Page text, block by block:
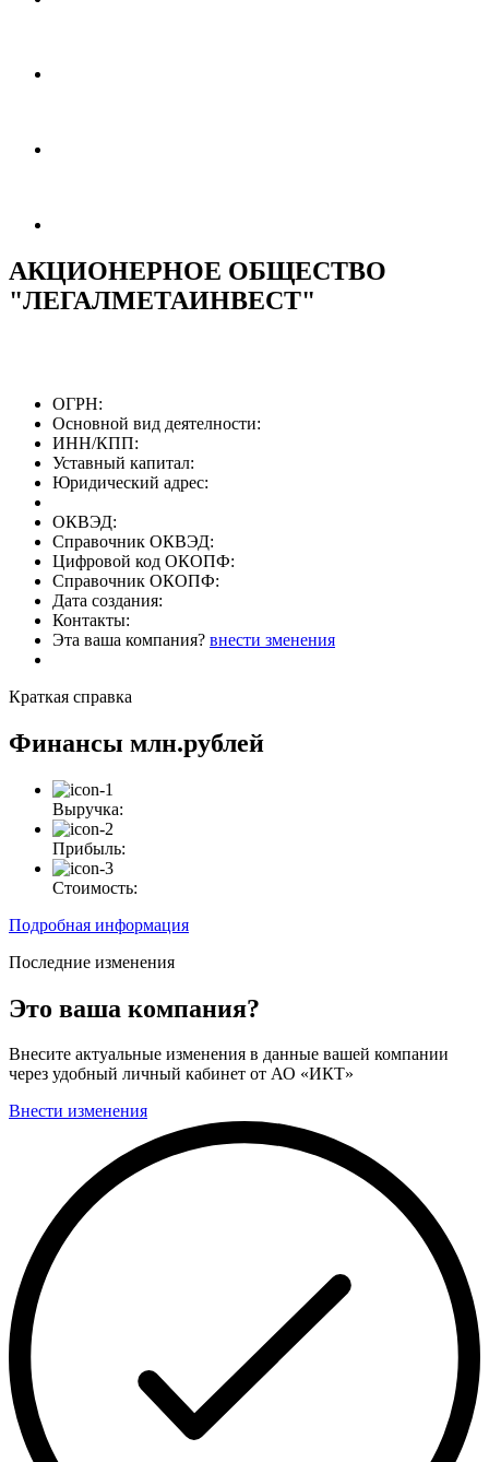
АКЦИОНЕРНОЕ ОБЩЕСТВО
"ЛЕГАЛМЕТАИНВЕСТ"
ОГРН:
Основной вид деятелности:
ИНН/КПП:
Уставный капитал:
Юридический адрес:
ОКВЭД:
Справочник ОКВЭД:
Цифровой код ОКОПФ:
Справочник ОКОПФ:
Дата создания:
Контакты:
Эта ваша компания? внести зменения
Краткая справка
Финансы млн.рублей
Выручка:
Прибыль:
Стоимость:
Подробная информация
Последние изменения
Это ваша компания?
Внесите актуальные изменения в данные вашей компании
через удобный личный кабинет от АО «ИКТ»
Внести изменения